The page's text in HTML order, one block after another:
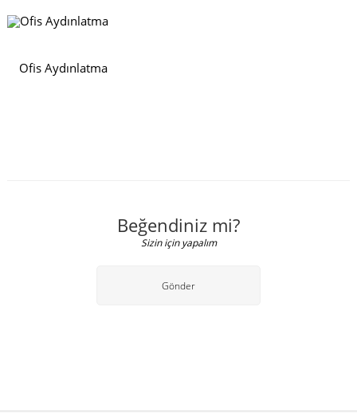
Ofis Aydınlatma
Beğendiniz mi?
Sizin için yapalım
Gönder